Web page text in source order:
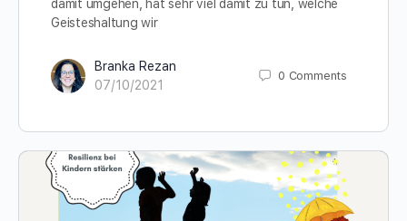
damit umgehen, hat sehr viel damit zu tun, welche
Geisteshaltung wir
Branka Rezan
07/10/2021
0 Comments